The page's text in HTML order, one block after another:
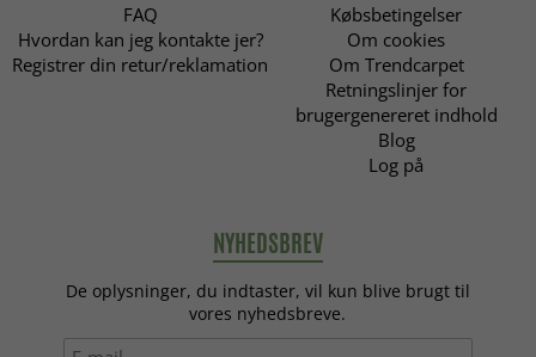
FAQ
Hvordan kan jeg kontakte jer?
Registrer din retur/reklamation
Købsbetingelser
Om cookies
Om Trendcarpet
Retningslinjer for
brugergenereret indhold
Blog
Log på
NYHEDSBREV
De oplysninger, du indtaster, vil kun blive brugt til
vores nyhedsbreve.